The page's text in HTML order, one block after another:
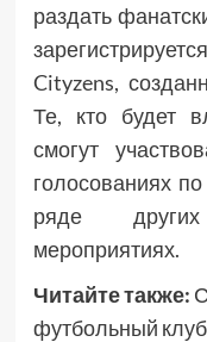
раздать
Cityzens,
Те, кто будет
смогут
голосованиях
ряде
мероприятиях.
Читайте также:
футбольный